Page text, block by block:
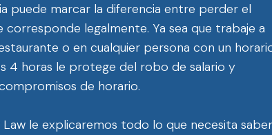
puede marcar la diferencia entre perder el
legalmente. Ya sea que trabaje a
o en cualquier persona con un
4 horas le protege del robo de salario y
de horario.
Law le explicaremos todo lo que necesita saber